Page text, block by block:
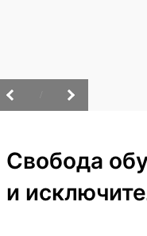
Свобода
и